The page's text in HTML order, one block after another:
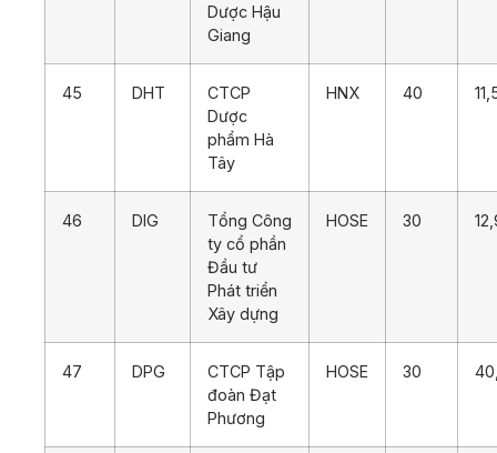
Dược Hậu
Giang
45 DHT
CTCP
Dược
phẩm Hà
Tây
HNX 40
46 DIG
Tổng Công
ty cổ phần
Đầu tư
Phát triển
Xây dựng
HOSE 30
47 DPG
CTCP Tập
đoàn Đạt
Phương
HOSE 30